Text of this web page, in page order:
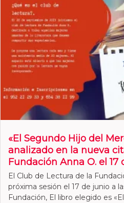
«El Segundo Hijo del
analizado en la nueva
Fundación Anna O. el
El Club de Lectura de la
próxima sesión el 17 de junio a
Fundación, El libro elegido es